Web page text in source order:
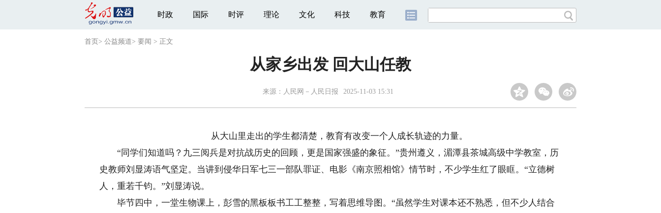
时政 国际 时评 理论 文化 科技 教育
首页 > 公益频道> 要闻 > 正文
从家乡出发 回大山任教
来源： 人民网－人民日报 2025-11-03 15:31
从大山里走出的学生都清楚，教育有改变一个人成长轨迹的力量。
“同学们知道吗？九三阅兵是对抗战历史的回顾，更是国家强盛的象征。”贵州遵义，湄潭县茶城高级中学教室，历
史教师刘显涛语气坚定。当讲到侵华日军七三一部队罪证、电影《南京照相馆》情节时，不少学生红了眼眶。“立德树
人，重若千钧。”刘显涛说。
毕节四中，一堂生物课上，彭雪的黑板板书工工整整，写着思维导图。“虽然学生对课本还不熟悉，但不少人结合